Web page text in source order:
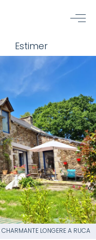
Estimer
CHARMANTE LONGERE A RUCA